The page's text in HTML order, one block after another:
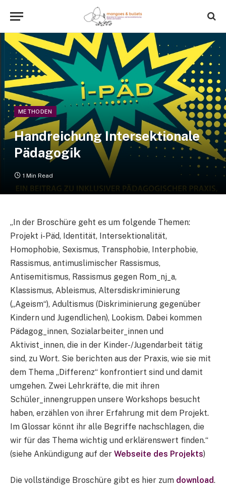
METHODEN
Handreichung Intersektionale
Pädagogik
1 Min Read
„In der Broschüre geht es um folgende Themen:
Projekt i-Päd, Identität, Intersektionalität,
Homophobie, Sexismus, Transphobie, Interphobie,
Rassismus, antimuslimischer Rassismus,
Antisemitismus, Rassismus gegen Rom_nj_a,
Klassismus, Ableismus, Altersdiskriminierung
(„Ageism“), Adultismus (Diskriminierung gegenüber
Kindern und Jugendlichen), Lookism. Dabei kommen
Pädagog_innen, Sozialarbeiter_innen und
Aktivist_innen, die in der Kinder-/Jugendarbeit tätig
sind, zu Wort. Sie berichten aus der Praxis, wie sie mit
dem Thema „Differenz“ konfrontiert sind und damit
umgehen. Zwei Lehrkräfte, die mit ihren
Schüler_innengruppen unsere Workshops besucht
haben, erzählen von ihrer Erfahrung mit dem Projekt.
Im Glossar könnt ihr alle Begriffe nachschlagen, die
wir für das Thema wichtig und erklärenswert finden.“
(siehe Ankündigung auf der Webseite des Projekts)
Die vollständige Broschüre gibt es hier zum download.